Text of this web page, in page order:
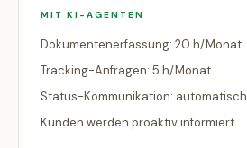
MIT KI-AGENTEN
Dokumentenerfassung: 20 h/Monat
Tracking-Anfragen: 5 h/Monat
Status-Kommunikation: automatisch
Kunden werden proaktiv informiert